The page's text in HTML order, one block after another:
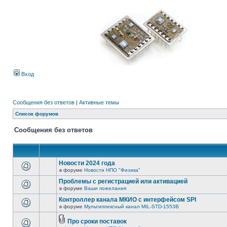
Вход
Сообщения без ответов | Активные темы
Список форумов
Сообщения без ответов
Новости 2024 года
в форуме Новости НПО "Физика"
Проблемы с регистрацией или активацией
в форуме Ваши пожелания
Контроллер канала МКИО с интерфейсом SPI
в форуме Мультиплексный канал MIL-STD-1553B
Про сроки поставок